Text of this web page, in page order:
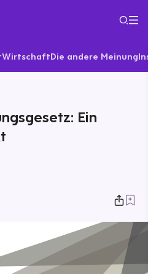
WirtschaftDie andere Meinung
Ein